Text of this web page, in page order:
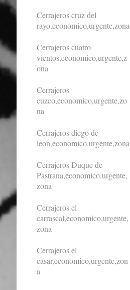
Cerrajeros cruz del
rayo,economico,urgente,zona
Cerrajeros cuatro
vientos,economico,urgente,z
ona
Cerrajeros
cuzco,economico,urgente,zo
na
Cerrajeros diego de
leon,economico,urgente,zona
Cerrajeros Duque de
Pastrana,economico,urgente,
zona
Cerrajeros el
carrascal,economico,urgente,
zona
Cerrajeros el
casar,economico,urgente,zon
a